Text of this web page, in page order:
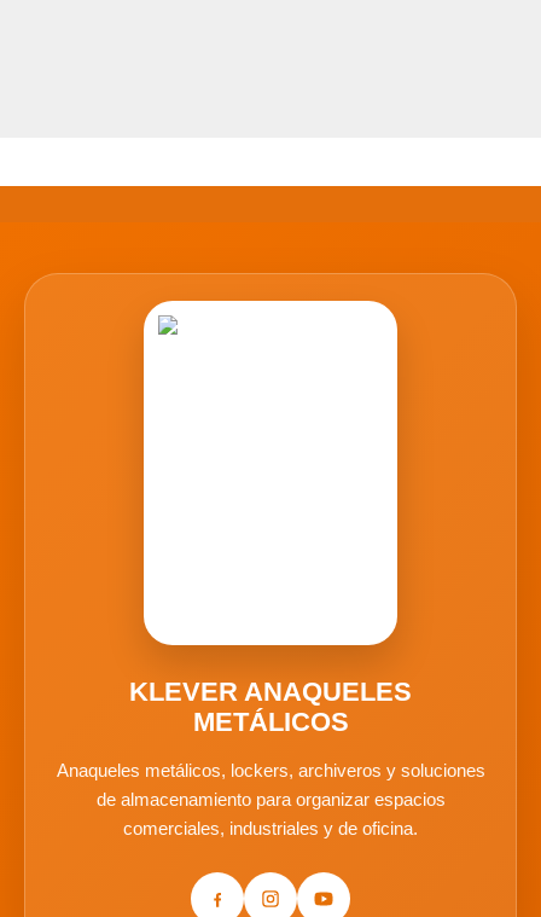
KLEVER ANAQUELES
METÁLICOS
Anaqueles metálicos, lockers, archiveros y soluciones
de almacenamiento para organizar espacios
comerciales, industriales y de oficina.